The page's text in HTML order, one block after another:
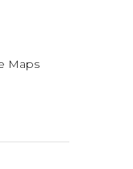
Maps